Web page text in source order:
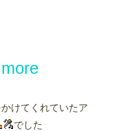
けてくれていたア
でした